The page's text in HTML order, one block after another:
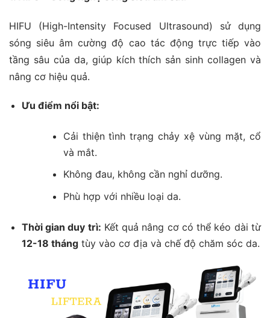
HIFU (High-Intensity Focused Ultrasound) sử dụng
sóng siêu âm cường độ cao tác động trực tiếp vào
tầng sâu của da, giúp kích thích sản sinh collagen và
nâng cơ hiệu quả.
Ưu điểm nổi bật:
Cải thiện tình trạng chảy xệ vùng mặt, cổ
và mắt.
Không đau, không cần nghỉ dưỡng.
Phù hợp với nhiều loại da.
Thời gian duy trì: Kết quả nâng cơ có thể kéo dài từ
12-18 thángtùy vào cơ địa và chế độ chăm sóc da.